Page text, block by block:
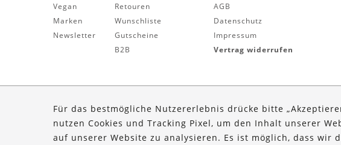
Vegan
Marken
Newsletter
Retouren
Wunschliste
Gutscheine
B2B
AGB
Datenschutz
Impressum
Vertrag widerrufen
Für das bestmögliche Nutzererlebnis drücke bitte
nutzen Cookies und Tracking Pixel, um den Inhalt unserer
auf unserer Website zu analysieren. Es ist möglich, dass wir